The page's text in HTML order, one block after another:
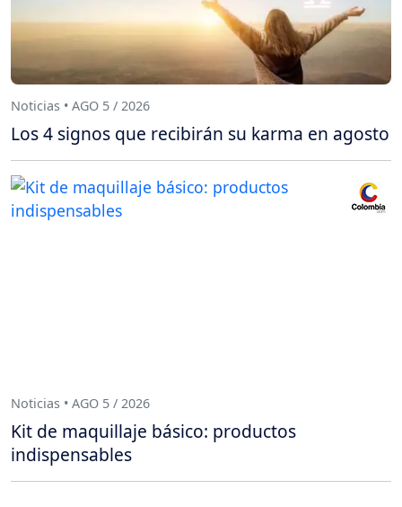
Noticias • AGO 5 / 2026
Los 4 signos que recibirán su karma en agosto
Noticias • AGO 5 / 2026
Kit de maquillaje básico: productos
indispensables